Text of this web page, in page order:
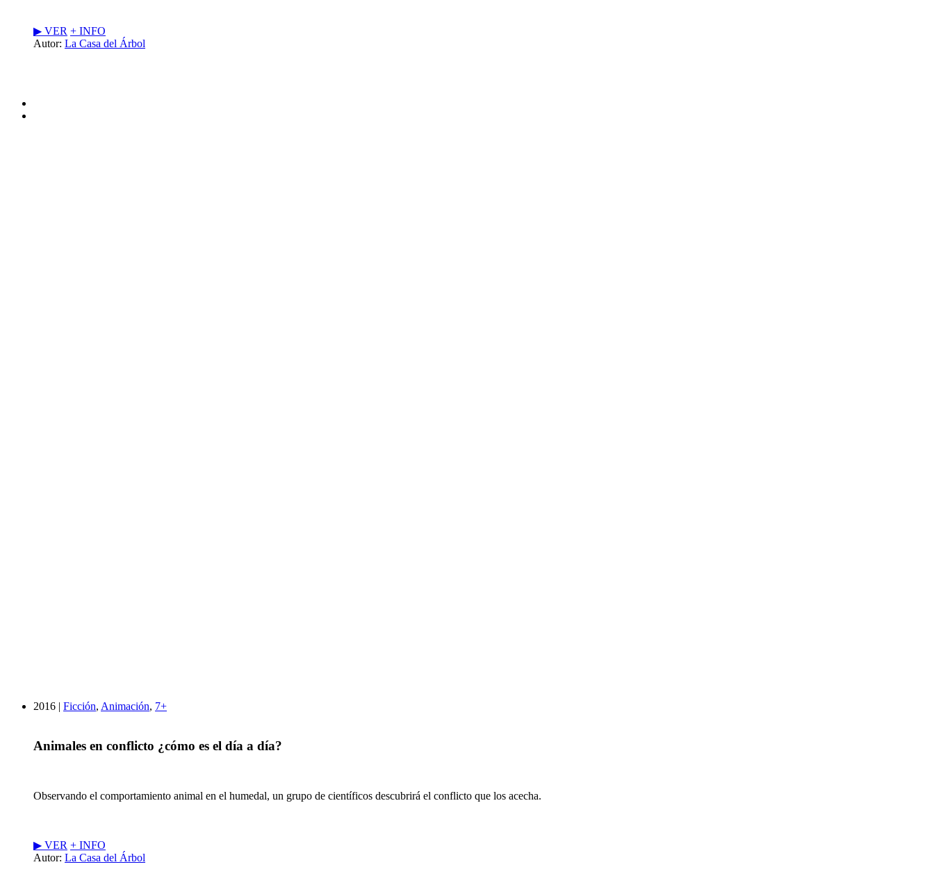
▶︎ VER + INFO
Autor: La Casa del Árbol
2016 | Ficción, Animación, 7+
Animales en conflicto ¿cómo es el día a día?
Observando el comportamiento animal en el humedal, un grupo de científicos descubrirá el conflicto que los acecha.
▶︎ VER + INFO
Autor: La Casa del Árbol